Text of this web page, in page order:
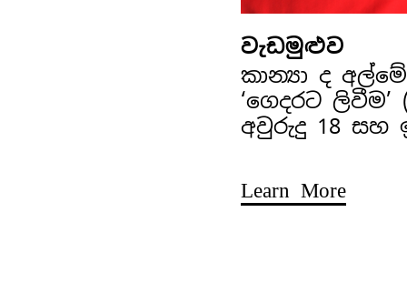
වැඩමුළුව
කාන්‍යා ද
‘ගෙදරට ලිවීම’
අවුරුදු 18 සහ
Learn More